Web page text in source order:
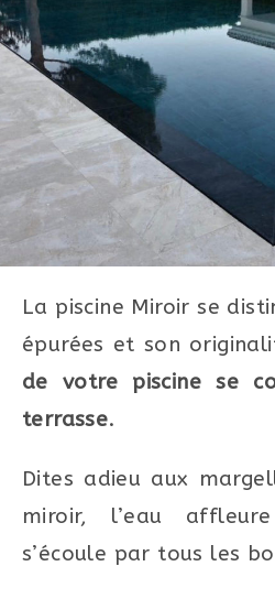
La piscine Miroir se
épurées et son
de votre piscine se
terrasse.
Dites adieu aux
miroir, l’eau
s’écoule par tous les